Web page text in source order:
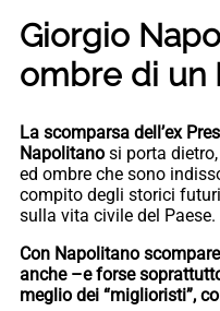
Giorgio
ombre di un
La scomparsa dell’ex
Napolitano si porta
ed ombre che sono
compito degli storici
sulla vita civile del Paese.
Con Napolitano
anche –e forse
meglio dei “miglioristi”,